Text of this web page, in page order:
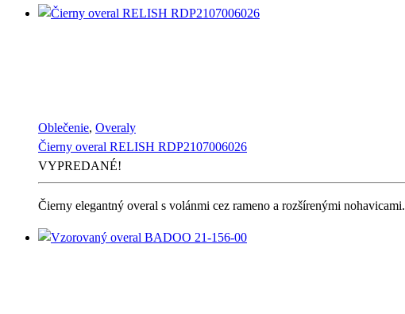
latest
Oblečenie, Overaly
Čierny overal RELISH RDP2107006026
VYPREDANÉ!
Čierny elegantný overal s volánmi cez rameno a rozšírenými nohavicami.